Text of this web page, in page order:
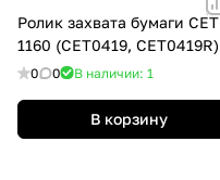
Ролик захвата бумаги CET
1160 (CET0419, CET0419R)
0 0 В наличии: 1
В корзину